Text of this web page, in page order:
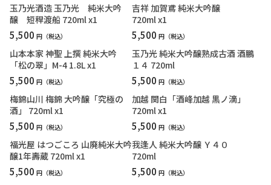
玉乃光酒造 玉乃光 純米大吟
醸 短稈渡船 720ml x1
5,500 円
吉祥 加賀鳶 純米大吟醸
720ml x1
5,500 円
山本本家 神聖 上撰 純米大吟
「松の翠」M-4 1.8L x1
5,500 円
玉乃光 純米大吟醸熟成古酒 酒鵬
１４ 720ml
5,500 円
梅錦山川 梅錦 大吟醸「究極の
酒」 720ml x1
5,500 円
加越 関白「酒峰加越 黒ノ滴」
720ml x1
5,500 円
福光屋 はつごころ 山廃純米大吟
醸1年壽蔵 720ml x1
5,500 円
我逢人 純米大吟醸 Ｙ４０
720ml
5,500 円